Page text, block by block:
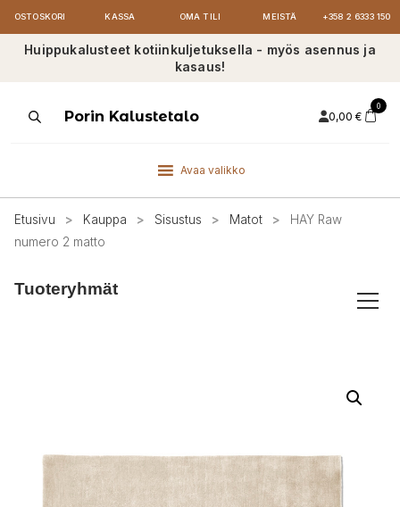
OSTOSKORI KASSA OMA TILI MEISTÄ +358 2 6333 150
Huippukalusteet kotiinkuljetuksella - myös asennus ja
kasaus!
ProductsPorin Kalustetalo 0,00 €
0
Avaa valikko
Etusivu > Kauppa > Sisustus > Matot >
HAY Raw
numero 2 matto
Tuoteryhmät